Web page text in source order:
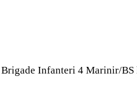
Infanteri 4 Marinir/